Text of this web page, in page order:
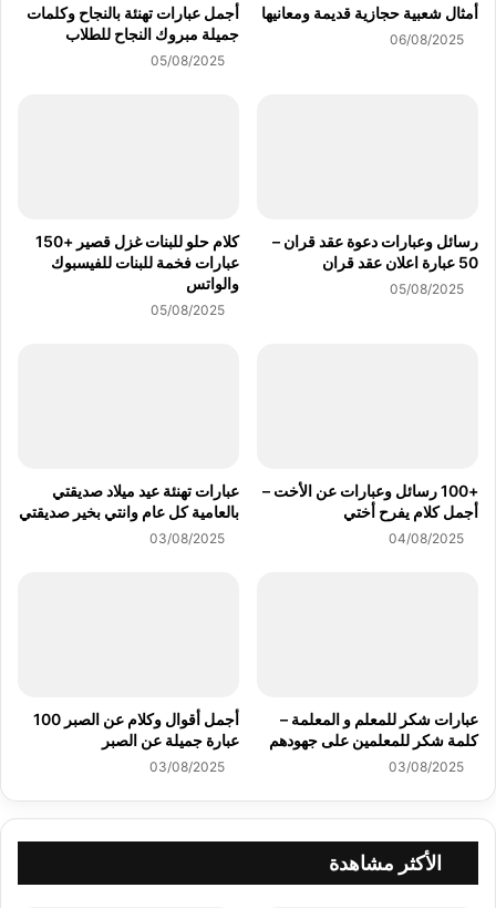
أمثال شعبية حجازية قديمة ومعانيها
06/08/2025
أجمل عبارات تهنئة بالنجاح وكلمات
جميلة مبروك النجاح للطلاب
05/08/2025
رسائل وعبارات دعوة عقد قران –
50 عبارة اعلان عقد قران
05/08/2025
كلام حلو للبنات غزل قصير +150
عبارات فخمة للبنات للفيسبوك
والواتس
05/08/2025
+100 رسائل وعبارات عن الأخت –
أجمل كلام يفرح أختي
04/08/2025
عبارات تهنئة عيد ميلاد صديقتي
بالعامية كل عام وانتي بخير صديقتي
03/08/2025
عبارات شكر للمعلم و المعلمة –
كلمة شكر للمعلمين على جهودهم
03/08/2025
أجمل أقوال وكلام عن الصبر 100
عبارة جميلة عن الصبر
03/08/2025
الأكثر مشاهدة